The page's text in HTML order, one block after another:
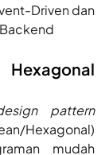
Driven dan
pattern
Hexagonal)
mudah